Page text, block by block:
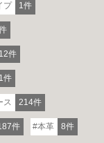
プ 1件
12件
件
ス 214件
件 本革 8件